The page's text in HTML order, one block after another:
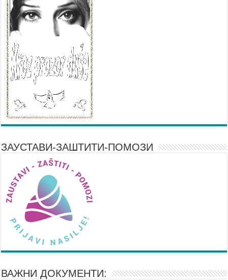
ЗАУСТАВИ-ЗАШТИТИ-ПОМОЗИ
ВАЖНИ ДОКУМЕНТИ: